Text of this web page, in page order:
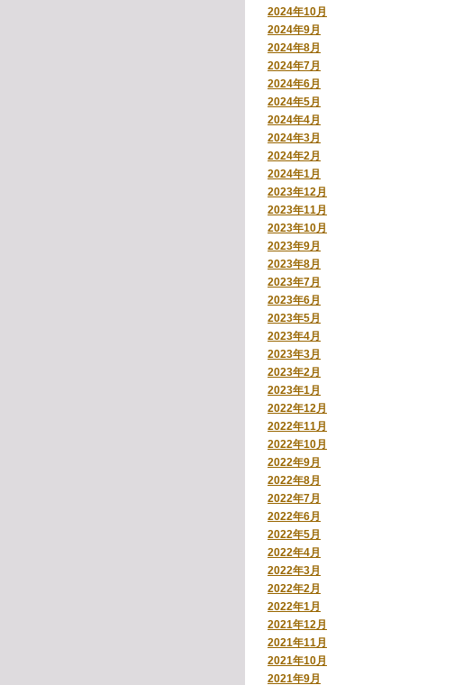
2024年10月
2024年9月
2024年8月
2024年7月
2024年6月
2024年5月
2024年4月
2024年3月
2024年2月
2024年1月
2023年12月
2023年11月
2023年10月
2023年9月
2023年8月
2023年7月
2023年6月
2023年5月
2023年4月
2023年3月
2023年2月
2023年1月
2022年12月
2022年11月
2022年10月
2022年9月
2022年8月
2022年7月
2022年6月
2022年5月
2022年4月
2022年3月
2022年2月
2022年1月
2021年12月
2021年11月
2021年10月
2021年9月